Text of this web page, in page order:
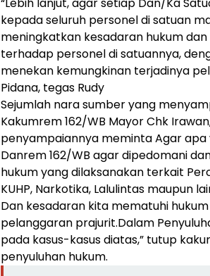
“Lebih lanjut, agar setiap Dan/Ka
kepada seluruh personel di satuan
meningkatkan kesadaran hukum
terhadap personel di satuannya,
menekan kemungkinan terjadinya
Pidana, tegas Rudy
Sejumlah nara sumber yang
Kakumrem 162/WB Mayor Chk
penyampaiannya meminta Agar
Danrem 162/WB agar dipedomani
hukum yang dilaksanakan terkait
KUHP, Narkotika, Lalulintas maupun
Dan kesadaran kita mematuhi
pelanggaran prajurit.Dalam
pada kasus-kasus diatas,” tutup
penyuluhan hukum.